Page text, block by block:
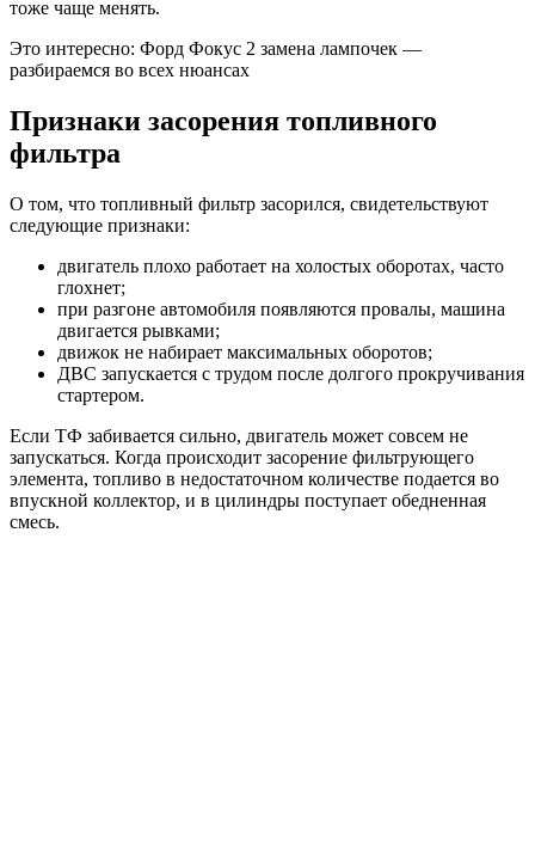
тоже чаще менять.
Это интересно: Форд Фокус 2 замена лампочек —
разбираемся во всех нюансах
Признаки засорения топливного
фильтра
О том, что топливный фильтр засорился, свидетельствуют
следующие признаки:
двигатель плохо работает на холостых оборотах, часто
глохнет;
при разгоне автомобиля появляются провалы, машина
двигается рывками;
движок не набирает максимальных оборотов;
ДВС запускается с трудом после долгого прокручивания
стартером.
Если ТФ забивается сильно, двигатель может совсем не
запускаться. Когда происходит засорение фильтрующего
элемента, топливо в недостаточном количестве подается во
впускной коллектор, и в цилиндры поступает обедненная
смесь.